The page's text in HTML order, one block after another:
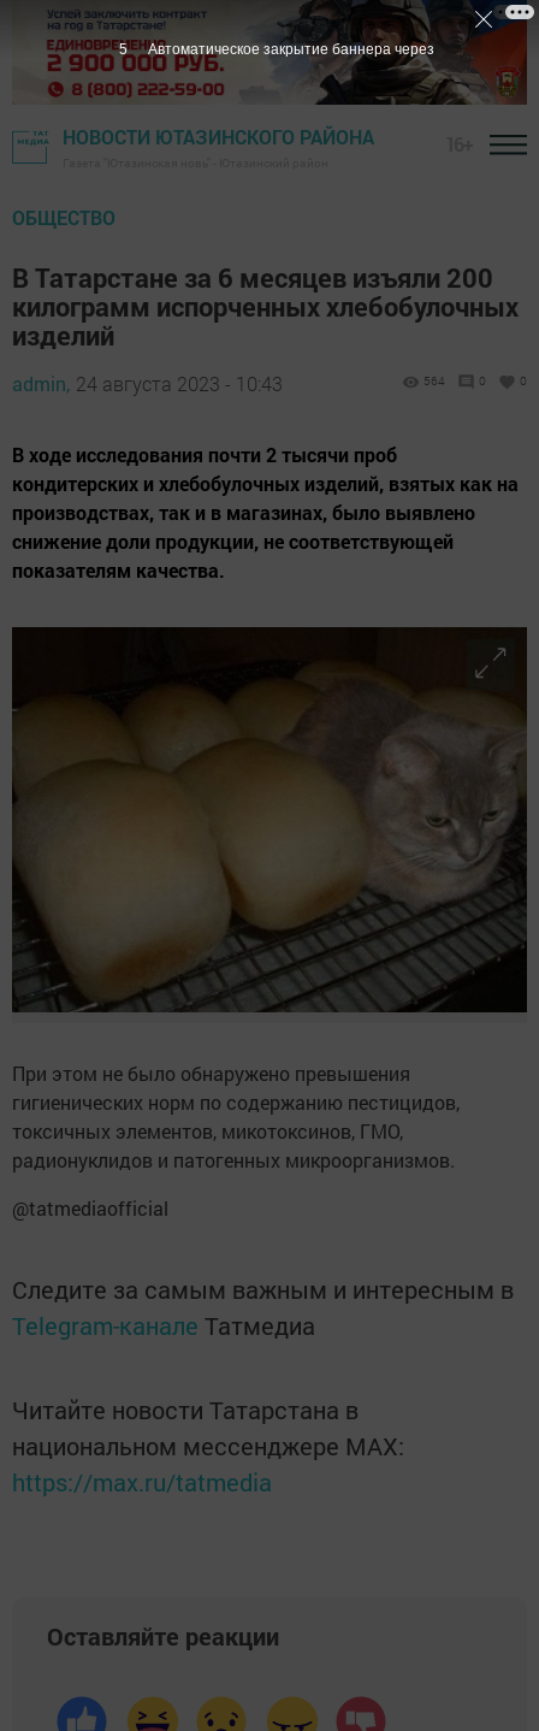
НОВОСТИ ЮТАЗИНСКОГО РАЙОНА
ОБЩЕСТВО
В Татарстане за 6 месяцев изъяли 200
килограмм испорченных хлебобулочных
изделий
admin, 24 августа 2023 - 10:43 564 0 0
В ходе исследования почти 2 тысячи проб
кондитерских и хлебобулочных изделий, взятых как на
производствах, так и в магазинах, было выявлено
снижение доли продукции, не соответствующей
показателям качества.
При этом не было обнаружено превышения
гигиенических норм по содержанию пестицидов,
токсичных элементов, микотоксинов, ГМО,
радионуклидов и патогенных микроорганизмов.
@tatmediaofficial
Следите за самым важным и интересным в
Telegram-канале Татмедиа
Читайте новости Татарстана в
национальном мессенджере MАХ:
https://max.ru/tatmedia
Оставляйте реакции
4 Автоматическое закрытие баннера через